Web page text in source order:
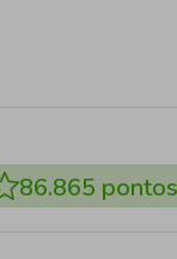
86.865 pontos